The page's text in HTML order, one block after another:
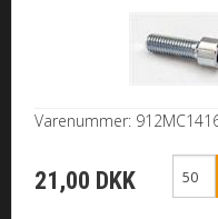
Varenummer:
21,00 DKK